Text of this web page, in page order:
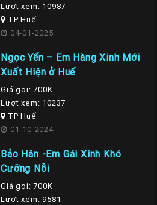
Lượt xem: 10987
TP Huế
04-01-2025
Ngọc Yến – Em Hàng Xinh Mới
Xuất Hiện ở Huế
Giá gọi: 700K
Lượt xem: 10237
TP Huế
01-10-2024
Bảo Hân -Em Gái Xinh Khó
Cưỡng Nỗi
Giá gọi: 700K
Lượt xem: 9581